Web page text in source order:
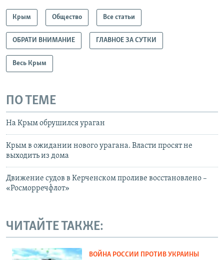
Крым Общество Все статьи
ОБРАТИ ВНИМАНИЕ ГЛАВНОЕ ЗА СУТКИ
Весь Крым
ПО ТЕМЕ
На Крым обрушился ураган
Крым в ожидании нового урагана. Власти просят не
выходить из дома
Движение судов в Керченском проливе восстановлено –
«Росморречфлот»
ЧИТАЙТЕ ТАКЖЕ:
ВОЙНА РОССИИ ПРОТИВ УКРАИНЫ